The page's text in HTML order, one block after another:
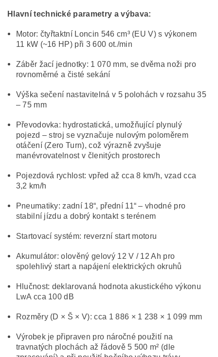
Hlavní technické parametry a výbava:
Motor: čtyřtaktní Loncin 546 cm³ (EU V) s výkonem
11 kW (~16 HP) při 3 600 ot./min
Záběr žací jednotky: 1 070 mm, se dvěma noži pro
rovnoměrné a čisté sekání
Výška sečení nastavitelná v 5 polohách v rozsahu 35
– 75 mm
Převodovka: hydrostatická, umožňující plynulý
pojezd – stroj se vyznačuje nulovým poloměrem
otáčení (Zero Turn), což výrazně zvyšuje
manévrovatelnost v členitých prostorech
Pojezdová rychlost: vpřed až cca 8 km/h, vzad cca
3,2 km/h
Pneumatiky: zadní 18“, přední 11“ – vhodné pro
stabilní jízdu a dobrý kontakt s terénem
Startovací systém: reverzní start motoru
Akumulátor: olověný gelový 12 V / 12 Ah pro
spolehlivý start a napájení elektrických okruhů
Hlučnost: deklarovaná hodnota akustického výkonu
LwA cca 100 dB
Rozměry (D × Š × V): cca 1 886 × 1 238 × 1 099 mm
Výrobek je připraven pro náročné použití na
travnatých plochách až řádově 5 500 m² (dle